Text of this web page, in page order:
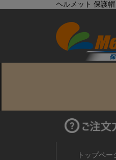
ヘルメット 保護
トップペー